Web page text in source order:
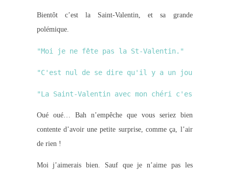
Bientôt c’est la Saint-Valentin, et sa grande
polémique.
"Moi je ne fête pas la St-Valentin."
"C'est nul de se dire qu'il y a un jour dans
"La Saint-Valentin avec mon chéri c'est
Oué oué… Bah n’empêche que vous seriez bien
contente d’avoir une petite surprise, comme ça, l’air
de rien !
Moi j’aimerais bien. Sauf que je n’aime pas les